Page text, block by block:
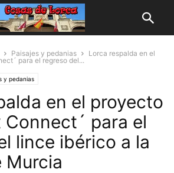
Paisajes y pedanias
Lorca respalda en el
para el regreso del...
y pedanias
en el proyecto
Connect´ para el
lince ibérico a la
Murcia